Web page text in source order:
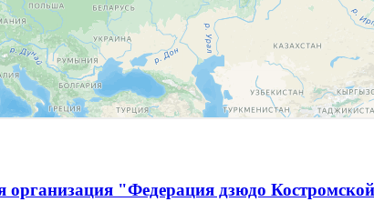
организация "Федерация дзюдо